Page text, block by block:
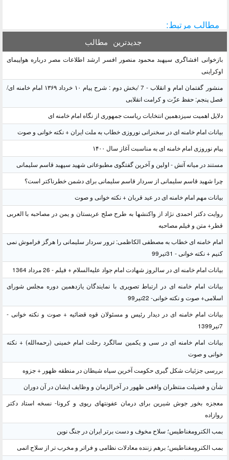
مطالب مرتبط:
جدیدترین مطالب
بازخوانی افشاگری سپهبد محمود منصور افسر ارشد اطلاعات مصر درباره هواپیمای
اوکراینی
منشور گفتمان امام و انقلاب - 7 /بخش دوم : شرح پیام ۱۰ خرداد ۱۳۶۹ امام خامنه ای/
فصل پنجم: حفظ عزّت و کرامت انقلابی
دلایل اهمیت سیزدهمین انتخابات ریاست جمهوری از نگاه امام خامنه ای
بیانات امام خامنه ای در سخنرانی نوروزی خطاب به ملت ایران + نکته خوانی و صوت
پیام نوروزی امام خامنه ای به مناسبت آغاز سال ۱۴۰۰
مستند در میانه آتش - اولین و آخرین گفتگوی مطبوعاتی شهید سپهبد قاسم سلیمانی
چرا شهید قاسم سلیمانی از سردار قاسم سلیمانی برای دشمن خطرناکتر است؟
بیانات مهم امام خامنه ای در عید قربان + نکته خوانی و صوت
روایت دکتر احمدی نژاد از واکنشها به طرح صلح عربستان و یمن در مصاحبه با العربی
قطر+ متن و فیلم مصاحبه
امام خامنه ای خطاب به مصطفی الکاظمی: ترور سردار سلیمانی را هرگز فراموش نمی
کنیم + نکته خوانی - 31تیر99
بیانات امام خامنه ای در سالروز شهادت امام جواد علیه‌السلام + فیلم - 26 مرداد 1364
بیانات امام خامنه ای در ارتباط تصویری با نمایندگان یازدهمین دوره مجلس شورای
اسلامی+ صوت و نکته خوانی- 22تیر99
بیانات امام خامنه ای در دیدار رئیس و مسئولان قوه قضائیه + صوت و نکته خوانی -
7تیر1399
بیانات امام خامنه ای در سی و یکمین سالگرد رحلت امام خمینی (رحمه‌الله) + نکته
خوانی و صوت
بررسی جزئیات شکل گیری حکومت آخرین سپاه شیطان در منطقه ظهور + جزوه
شأن و فضیلت منتظران واقعی ظهور در آخرالزمان و وظایف ایشان در آن دوران
معجزه بخور جوش شیرین برای درمان عفونتهای ریوی و کرونا- نسخه استاد دکتر
روازاده
بمب الکترومغناطیس؛ سلاح مخوف و دست برتر ایران در جنگ نوین
بمب الکترومغناطیس؛ برهم زننده معادلات نظامی و فراتر و مخرب تر از سلاح اتمی